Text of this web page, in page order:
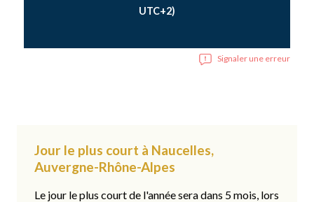
UTC+2)
Signaler une erreur
Jour le plus court à Naucelles,
Auvergne-Rhône-Alpes
Le jour le plus court de l'année sera dans 5 mois, lors